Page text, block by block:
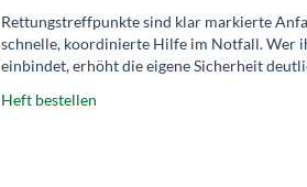
Rettungstreffpunkte sind klar markierte
schnelle, koordinierte Hilfe im Notfall. Wer
einbindet, erhöht die eigene Sicherheit
Heft bestellen